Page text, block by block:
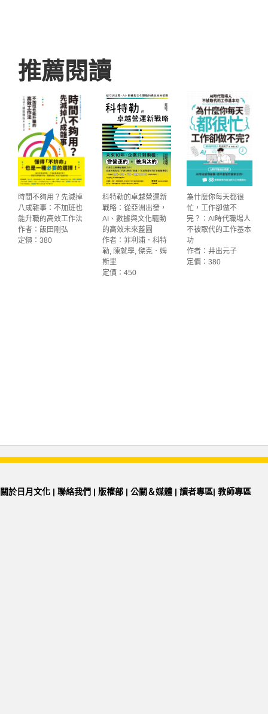
推薦閱讀
時間不夠用？先減掉
八成雜事：不加班也
能升職的高效工作法
作者：飯田剛弘
定價：380
科特勒的卓越營運新
戰略：從亞洲出發，
AI、數據與文化驅動
的高效未來藍圖
作者：菲利浦．科特
勒, 陳就學, 傑克．姆
斯里
定價：450
為什麼你每天都很
忙，工作卻做不
完？：AI時代職場人
不被取代的工作基本
功
作者：井出元子
定價：380
關於日月文化 | 聯絡我們 | 版權部 | 公關＆媒體 | 讀者專區| 教師專區